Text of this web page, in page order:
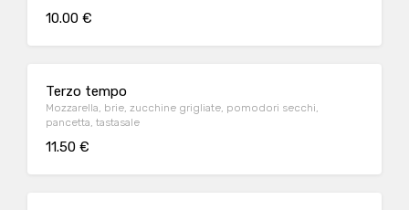
10.00 €
Terzo tempo
Mozzarella, brie, zucchine grigliate, pomodori secchi,
pancetta, tastasale
11.50 €